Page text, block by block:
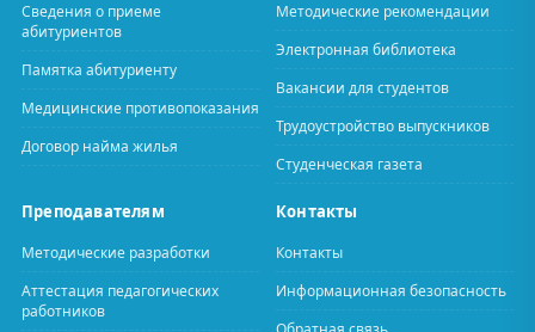
Сведения о приеме
абитуриентов
Памятка абитуриенту
Медицинские противопоказания
Договор найма жилья
Методические рекомендации
Электронная библиотека
Вакансии для студентов
Трудоустройство выпускников
Студенческая газета
Преподавателям
Методические разработки
Аттестация педагогических
работников
Контакты
Контакты
Информационная безопасность